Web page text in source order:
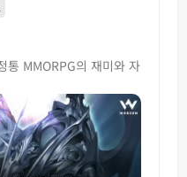
통 MMORPG의 재미와 자